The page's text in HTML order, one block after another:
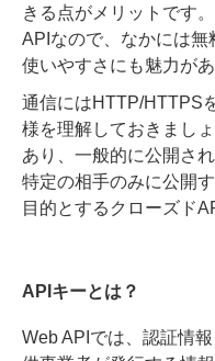
きる点がメリットです
APIなので、なかには
使いやすさにも魅力があ
通信にはHTTP/HTTPS
様を理解しておきまし
あり、一般的に公開さ
特定の相手のみに公開
目的とするクローズド
APIキーとは？
Web APIでは、認証情